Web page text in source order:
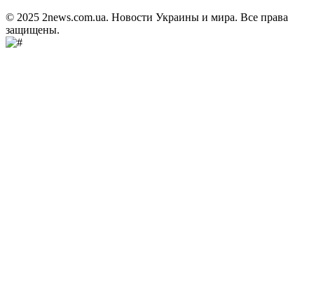
© 2025 2news.com.ua. Новости Украины и мира. Все права
защищены.